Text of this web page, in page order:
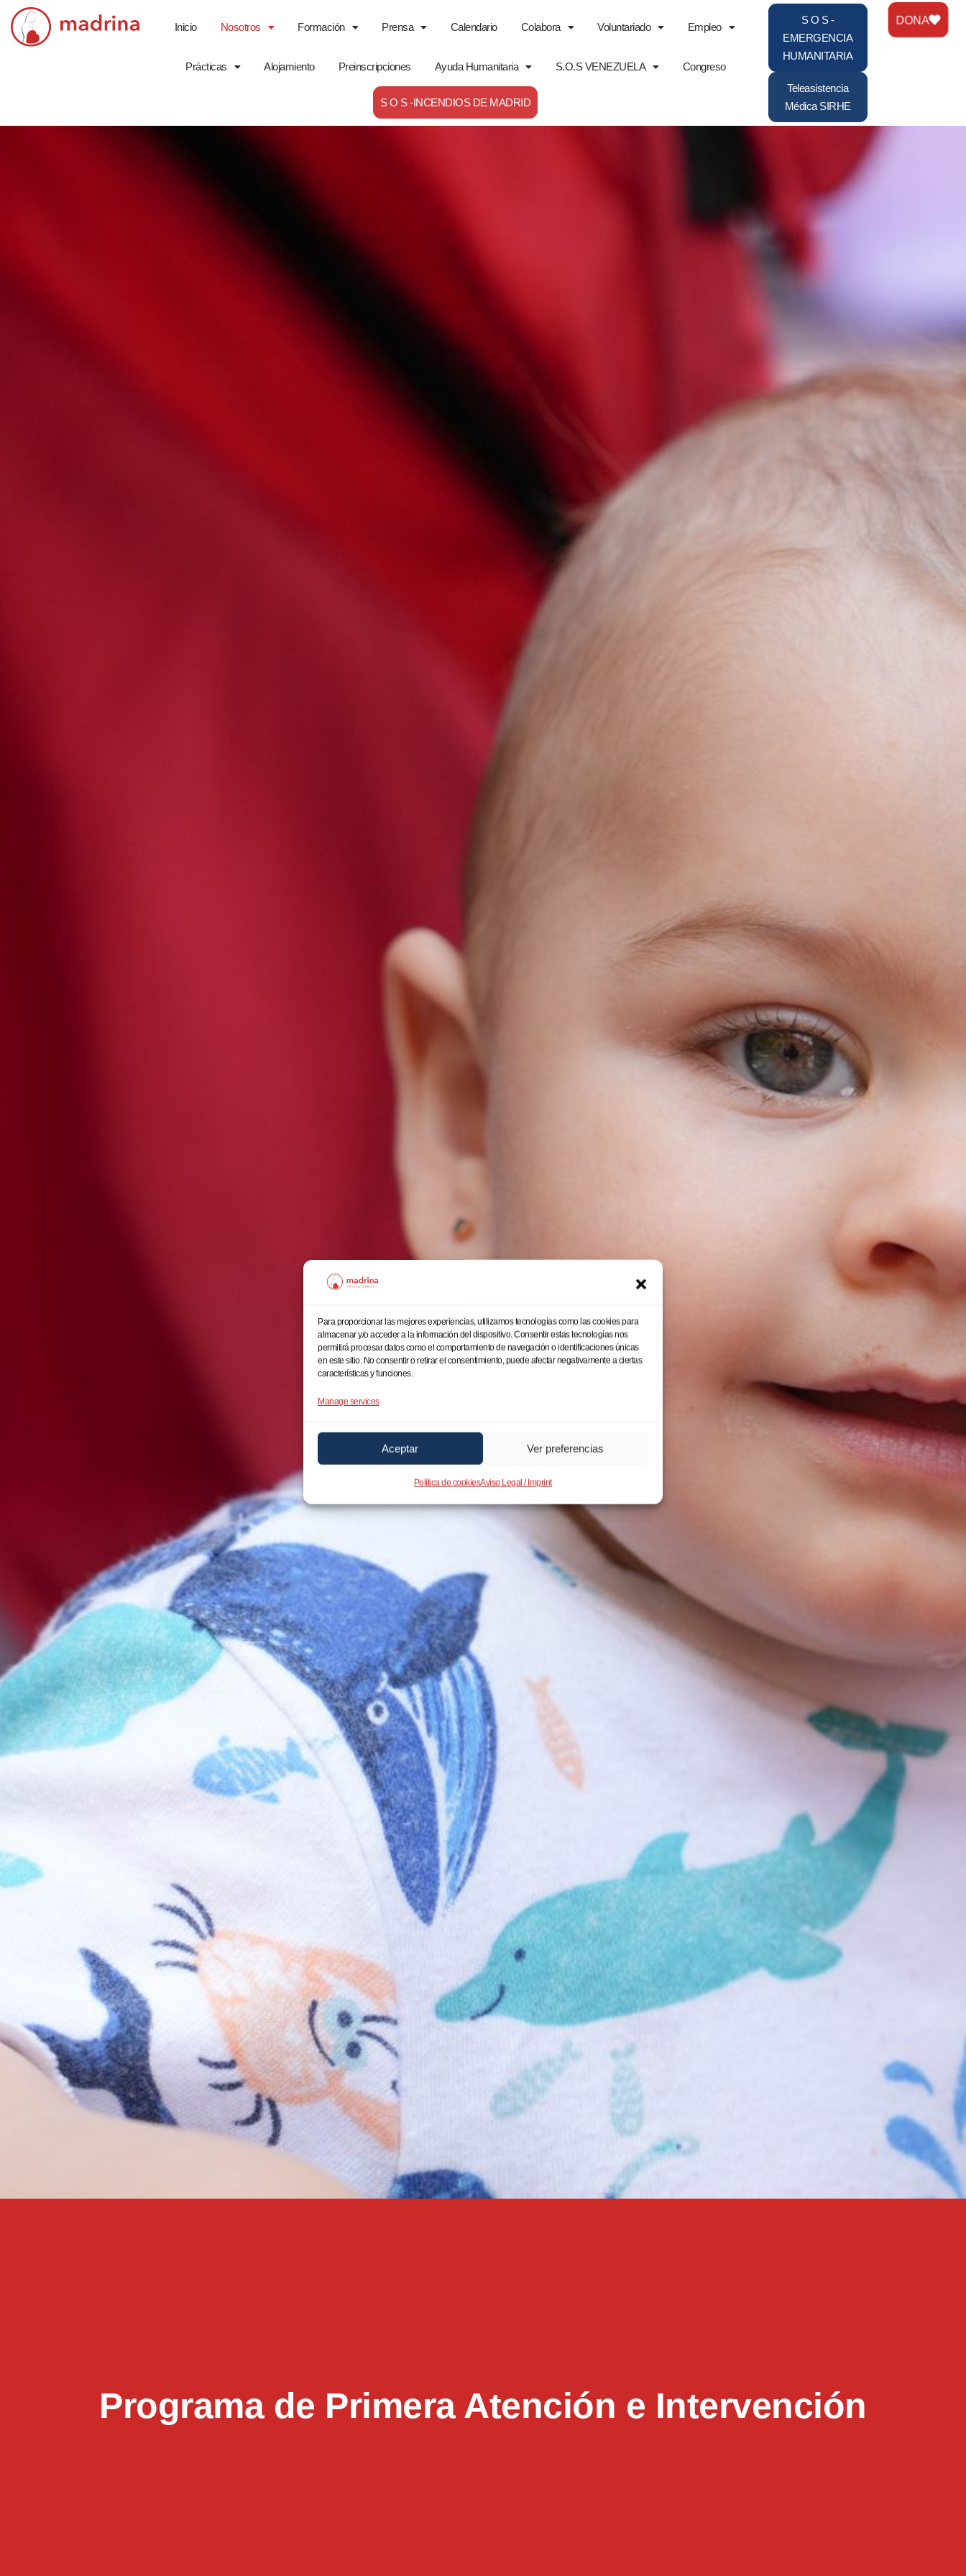
Para proporcionar las mejores experiencias, utilizamos tecnologías como las cookies para
almacenar y/o acceder a la información del dispositivo. Consentir estas tecnologías nos
permitirá procesar datos como el comportamiento de navegación o identificaciones únicas
en este sitio. No consentir o retirar el consentimiento, puede afectar negativamente a ciertas
características y funciones.
Manage services
Aceptar Ver preferencias
Política de cookiesAviso Legal / Imprint
Saltar
Inicio Nosotros Formación Prensa Calendario Colabora Voluntariado Empleo
Prácticas Alojamiento Preinscripciones Ayuda Humanitaria S.O.S VENEZUELA Congreso
S O S -INCENDIOS DE MADRID
S O S -
EMERGENCIA
HUMANITARIA
Teleasistencia
Médica SIRHE
DONA
Programa de Primera Atención e Intervención